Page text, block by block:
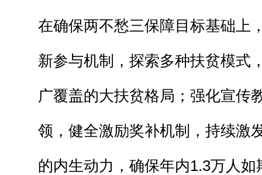
在确保两不愁三保障目标基础上
新参与机制，探索多种扶贫模式
广覆盖的大扶贫格局；强化宣传
领，健全激励奖补机制，持续激
的内生动力，确保年内1.3万人